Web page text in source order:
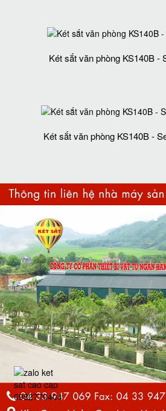
Két sắt văn phòng KS140B -
Két sắt văn phòng KS140B -